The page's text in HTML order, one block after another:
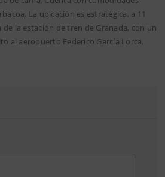
La ubicación es estratégica, a 11
de la estación de tren de Granada, con un
al aeropuerto Federico García Lorca,